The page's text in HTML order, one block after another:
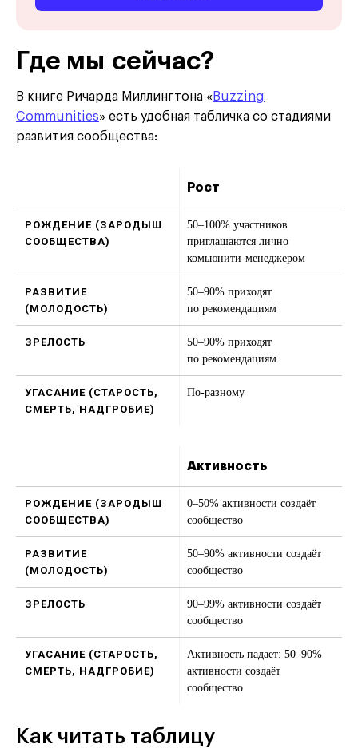
Где мы сейчас?
В книге Ричарда Миллингтона « Buzzing
Communities» есть удобная табличка со стадиями
развития сообщества:
Рост
50–100% участников
приглашаются лично
комьюнити-менеджером
50–90% приходят
по рекомендациям
50–90% приходят
по рекомендациям
По-разному
Активность
0–50% активности создаёт
сообщество
50–90% активности создаёт
сообщество
90–99% активности создаёт
сообщество
Активность падает: 50–90%
активности создаёт
сообщество
Как читать таблицу